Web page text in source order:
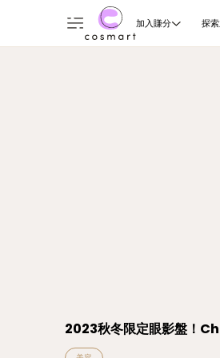
加入賺分 探
2023秋冬限定眼影盤！